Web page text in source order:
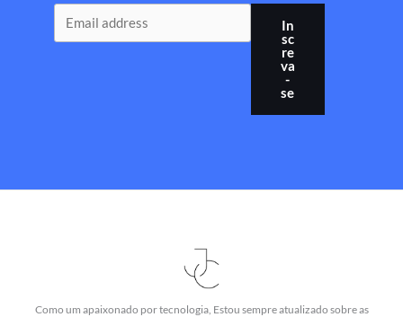
In
sc
re
va
-
se
Como um apaixonado por tecnologia, Estou sempre atualizado sobre as